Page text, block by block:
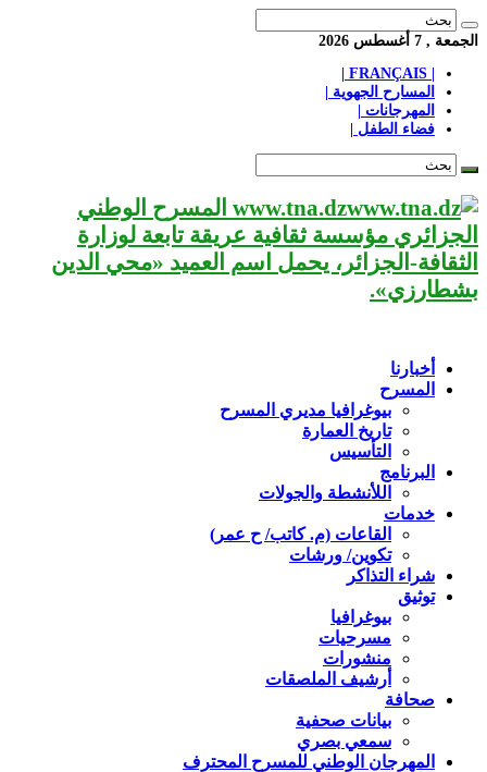
الجمعة , 7 أغسطس 2026
المسارح الجهوية |
المهرجانات |
فضاء الطفل |
www.tna.dz المسرح الوطني
الجزائري مؤسسة ثقافية عريقة تابعة لوزارة
الثقافة-الجزائر، يحمل اسم العميد «محي الدين
بشطارزي».
أخبارنا
المسرح
بيوغرافيا مديري المسرح
تاريخ العمارة
التأسيس
البرنامج
اللأنشطة والجولات
خدمات
القاعات (م. كاتب/ ح عمر)
تكوين/ ورشات
شراء التذاكر
توثيق
بيوغرافيا
مسرحيات
منشورات
أرشيف الملصقات
صحافة
بيانات صحفية
سمعي بصري
المهرجان الوطني للمسرح المحترف